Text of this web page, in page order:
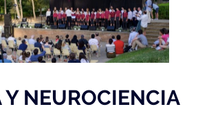
Y NEUROCIENCIA